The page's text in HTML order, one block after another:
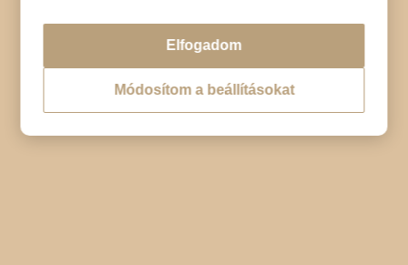
Elfogadom
Módosítom a beállításokat